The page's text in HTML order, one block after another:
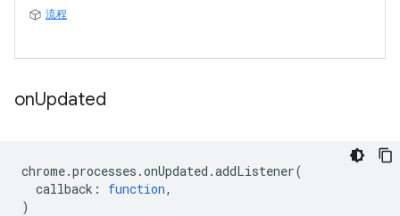
流程
onUpdated
chrome.processes .onUpdated .addListener(
callback : function,
)